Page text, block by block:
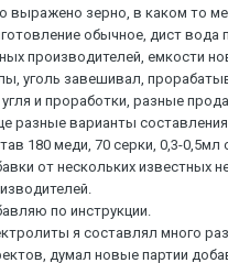
выражено зерно, в каком то
обычное, дист вода
производителей, емкости
уголь завешивал,
и проработки, разные
разные варианты составления.
180 меди, 70 серки, 0,3-0,5мл
от нескольких известных
по инструкции.
я составлял много
думал новые партии